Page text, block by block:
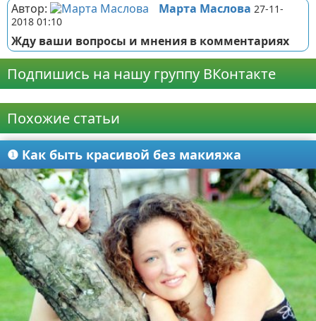
Автор: Марта Маслова 27-11-
2018 01:10
Жду ваши вопросы и мнения в комментариях
Подпишись на нашу группу ВКонтакте
Похожие статьи
❶ Как быть красивой без макияжа